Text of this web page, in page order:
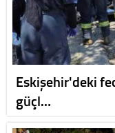
Eskişehir'deki
güçl…